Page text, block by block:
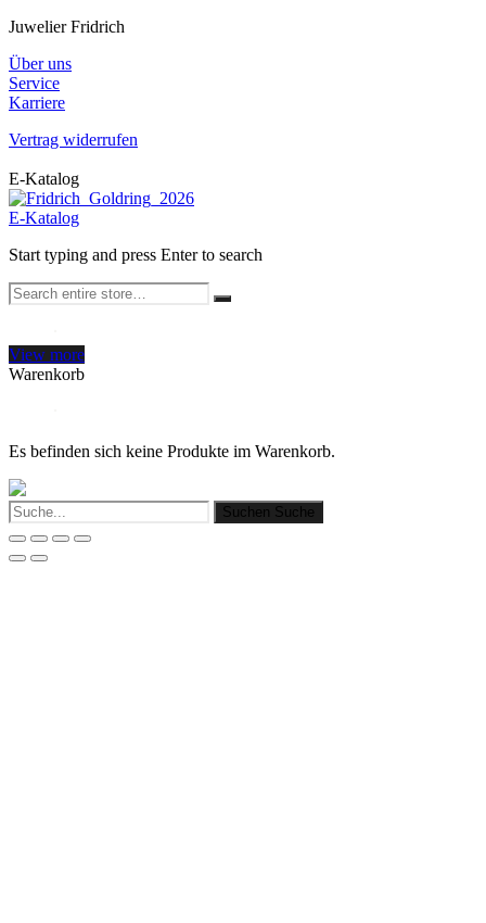
Juwelier Fridrich
Über uns
Service
Karriere
Vertrag widerrufen
E-Katalog
E-Katalog
Start typing and press Enter to search
View more
Warenkorb
Es befinden sich keine Produkte im Warenkorb.
Suchen Suche